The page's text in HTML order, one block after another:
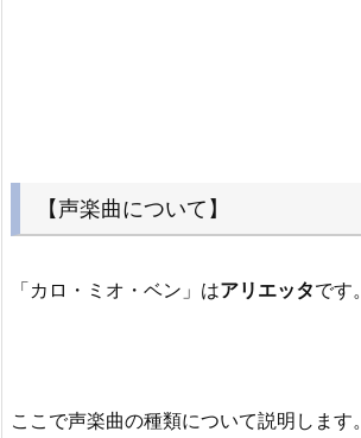
【声楽曲について】
「カロ・ミオ・ベン」はアリエッタです。
ここで声楽曲の種類について説明します。